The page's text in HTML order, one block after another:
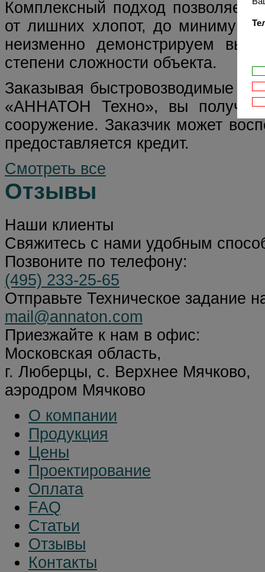
Комплексный подход позволяет
от лишних хлопот, до минимума
неизменно демонстрируем
степени сложности объекта.
Заказывая быстровозводимые
«АННАТОН Техно», вы
сооружение. Заказчик может
предоставляется кредит.
Смотреть все
Отзывы
Наши клиенты
Свяжитесь с нами удобным
Позвоните по телефону:
(495) 233-25-65
Отправьте Техническое задание
mail@annaton.com
Приезжайте к нам в офис:
Московская область,
г. Люберцы, с. Верхнее Мячково,
аэродром Мячково
О компании
Продукция
Цены
Проектирование
Оплата
FAQ
Статьи
Отзывы
Контакты